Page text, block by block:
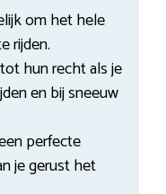
om het hele
rijden.
hun recht als je
en bij sneeuw
perfecte
je gerust het